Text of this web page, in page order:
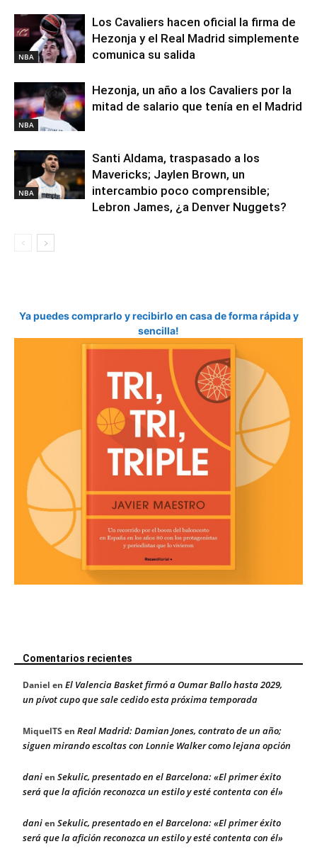
NBA
Los Cavaliers hacen oficial la firma de
Hezonja y el Real Madrid simplemente
comunica su salida
NBA
Hezonja, un año a los Cavaliers por la
mitad de salario que tenía en el Madrid
NBA
Santi Aldama, traspasado a los
Mavericks; Jaylen Brown, un
intercambio poco comprensible;
Lebron James, ¿a Denver Nuggets?
Ya puedes comprarlo y recibirlo en casa de forma rápida y
sencilla!
Comentarios recientes
Daniel en El Valencia Basket firmó a Oumar Ballo hasta 2029,
un pívot cupo que sale cedido esta próxima temporada
MiquelTS en Real Madrid: Damian Jones, contrato de un año;
siguen mirando escoltas con Lonnie Walker como lejana opción
danien Sekulic, presentado en el Barcelona: «El primer éxito
será que la afición reconozca un estilo y esté contenta con él»
danien Sekulic, presentado en el Barcelona: «El primer éxito
será que la afición reconozca un estilo y esté contenta con él»